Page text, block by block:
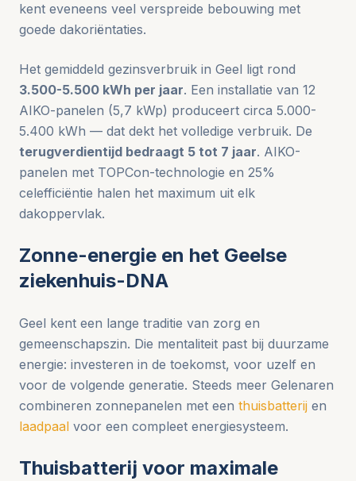
kent eveneens veel verspreide bebouwing met
goede dakoriëntaties.
Het gemiddeld gezinsverbruik in Geel ligt rond
3.500-5.500 kWh per jaar. Een installatie van 12
AIKO-panelen (5,7 kWp) produceert circa 5.000-
5.400 kWh — dat dekt het volledige verbruik. De
terugverdientijd bedraagt 5 tot 7 jaar. AIKO-
panelen met TOPCon-technologie en 25%
celefficiëntie halen het maximum uit elk
dakoppervlak.
Zonne-energie en het Geelse
ziekenhuis-DNA
Geel kent een lange traditie van zorg en
gemeenschapszin. Die mentaliteit past bij duurzame
energie: investeren in de toekomst, voor uzelf en
voor de volgende generatie. Steeds meer Gelenaren
combineren zonnepanelen met een thuisbatterij en
laadpaal voor een compleet energiesysteem.
Thuisbatterij voor maximale